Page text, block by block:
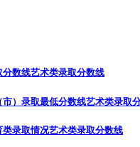
分数线艺术类录取分数线
市）录取最低分数线艺术类录取
类录取情况艺术类录取分数线